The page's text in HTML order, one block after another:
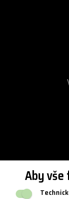
Aby vše